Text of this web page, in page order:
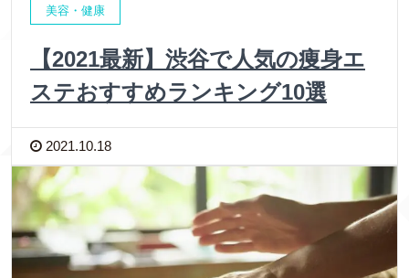
美容・健康
【2021最新】渋谷で人気の痩身エ
ステおすすめランキング10選
2021.10.18